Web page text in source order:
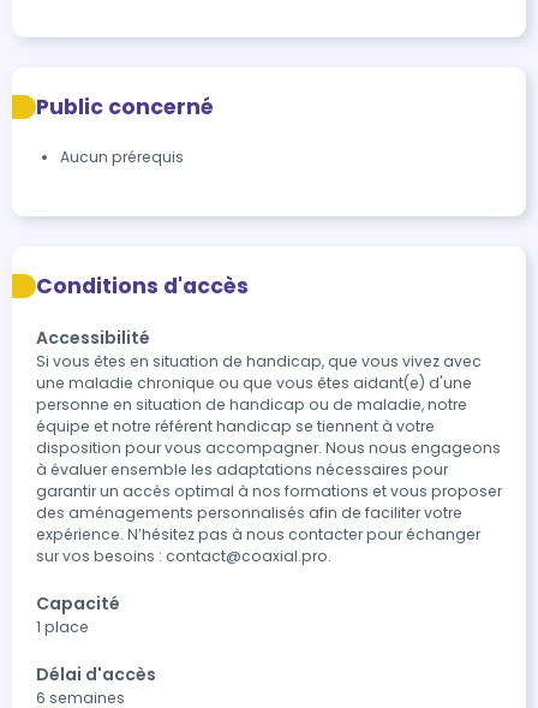
Public concerné
Aucun prérequis
Conditions d'accès
Accessibilité
Si vous êtes en situation de handicap, que vous vivez avec
une maladie chronique ou que vous êtes aidant(e) d'une
personne en situation de handicap ou de maladie, notre
équipe et notre référent handicap se tiennent à votre
disposition pour vous accompagner. Nous nous engageons
à évaluer ensemble les adaptations nécessaires pour
garantir un accès optimal à nos formations et vous proposer
des aménagements personnalisés afin de faciliter votre
expérience. N’hésitez pas à nous contacter pour échanger
sur vos besoins : contact@coaxial.pro.
Capacité
1 place
Délai d'accès
6 semaines